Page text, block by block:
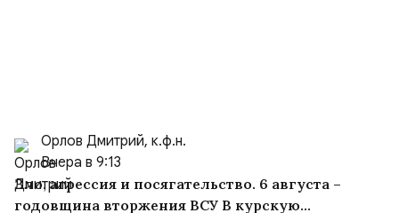
Орлов Дмитрий, к.ф.н.
Вчера в 9:13
Зло, агрессия и посягательство. 6 августа –
годовщина вторжения ВСУ В курскую